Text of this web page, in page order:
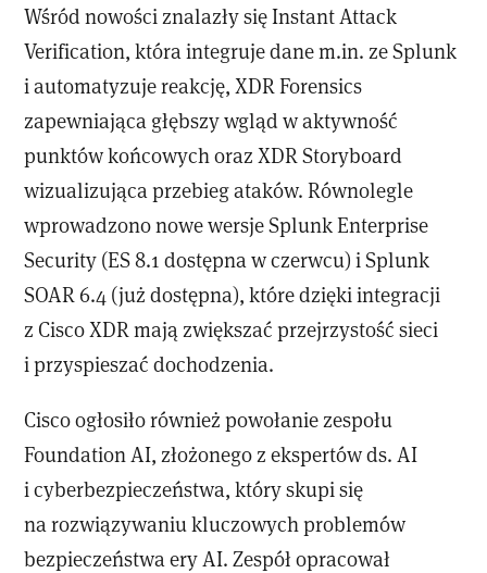
Wśród nowości znalazły się Instant Attack
Verification, która integruje dane m.in. ze Splunk
i automatyzuje reakcję, XDR Forensics
zapewniająca głębszy wgląd w aktywność
punktów końcowych oraz XDR Storyboard
wizualizująca przebieg ataków. Równolegle
wprowadzono nowe wersje Splunk Enterprise
Security (ES 8.1 dostępna w czerwcu) i Splunk
SOAR 6.4 (już dostępna), które dzięki integracji
z Cisco XDR mają zwiększać przejrzystość sieci
i przyspieszać dochodzenia.
Cisco ogłosiło również powołanie zespołu
Foundation AI, złożonego z ekspertów ds. AI
i cyberbezpieczeństwa, który skupi się
na rozwiązywaniu kluczowych problemów
bezpieczeństwa ery AI. Zespół opracował